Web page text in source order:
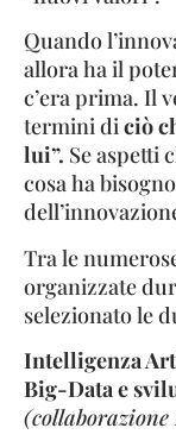
Quando
allora ha il
c’era prima. Il
termini diciò
lui”. Se aspetti
cosa ha
Tra le
organizzate
selezionato le
Intelligenza
Big-Data e